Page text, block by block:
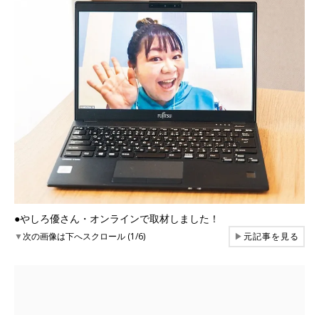
●やしろ優さん・オンラインで取材しました！
▼次の画像は下へスクロール (1/6) ▶元記事を見る